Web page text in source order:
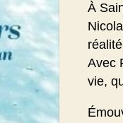
À
Avec
vie,